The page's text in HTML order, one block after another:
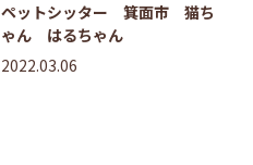
ペットシッター 箕面市 猫ち
ゃん はるちゃん
2022.03.06